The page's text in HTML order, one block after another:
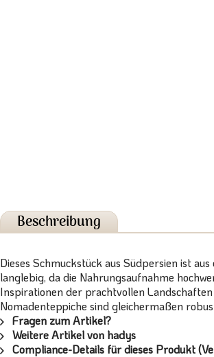
Beschreibung
Dieses Schmuckstück aus Südpersien ist
langlebig, da die Nahrungsaufnahme
Inspirationen der prachtvollen
Nomadenteppiche sind gleichermaßen
Fragen zum Artikel?
Weitere Artikel von hadys
Compliance-Details für dieses Produkt